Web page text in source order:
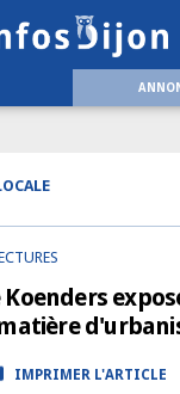
IMPRIMER L'ARTICLE